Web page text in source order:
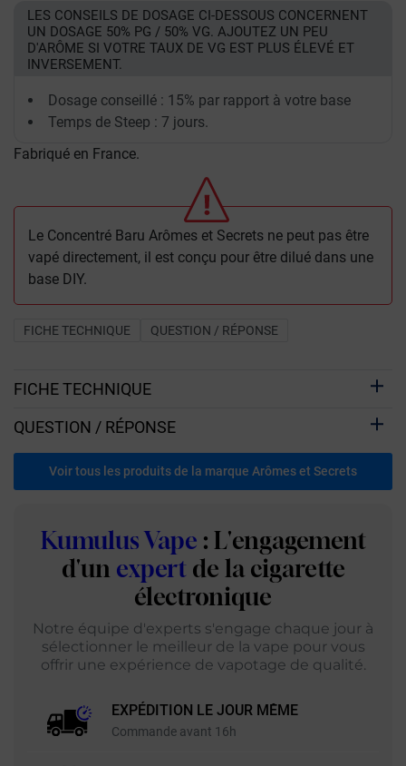
LES CONSEILS DE DOSAGE CI-DESSOUS CONCERNENT
UN DOSAGE 50% PG / 50% VG. AJOUTEZ UN PEU
D'ARÔME SI VOTRE TAUX DE VG EST PLUS ÉLEVÉ ET
INVERSEMENT.
Dosage conseillé : 15% par rapport à votre base
Temps de Steep : 7 jours.
Fabriqué en France.
Le Concentré Baru Arômes et Secrets ne peut pas être
vapé directement, il est conçu pour être dilué dans une
base DIY.
FICHE TECHNIQUE QUESTION / RÉPONSE
FICHE TECHNIQUE
QUESTION / RÉPONSE
Voir tous les produits de la marque Arômes et Secrets
Kumulus Vape : L'engagement
d'un expert de la cigarette
électronique
Notre équipe d'experts s'engage chaque jour à
sélectionner le meilleur de la vape pour vous
offrir une expérience de vapotage de qualité.
EXPÉDITION LE JOUR MÊME
Commande avant 16h